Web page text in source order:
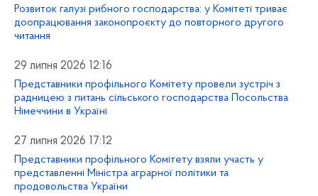
Розвиток галузі рибного господарства: у Комітеті триває
доопрацювання законопроєкту до повторного другого
читання
29 липня 2026 12:16
Представники профільного Комітету провели зустріч з
радницею з питань сільського господарства Посольства
Німеччини в Україні
27 липня 2026 17:12
Представники профільного Комітету взяли участь у
представленні Міністра аграрної політики та
продовольства України